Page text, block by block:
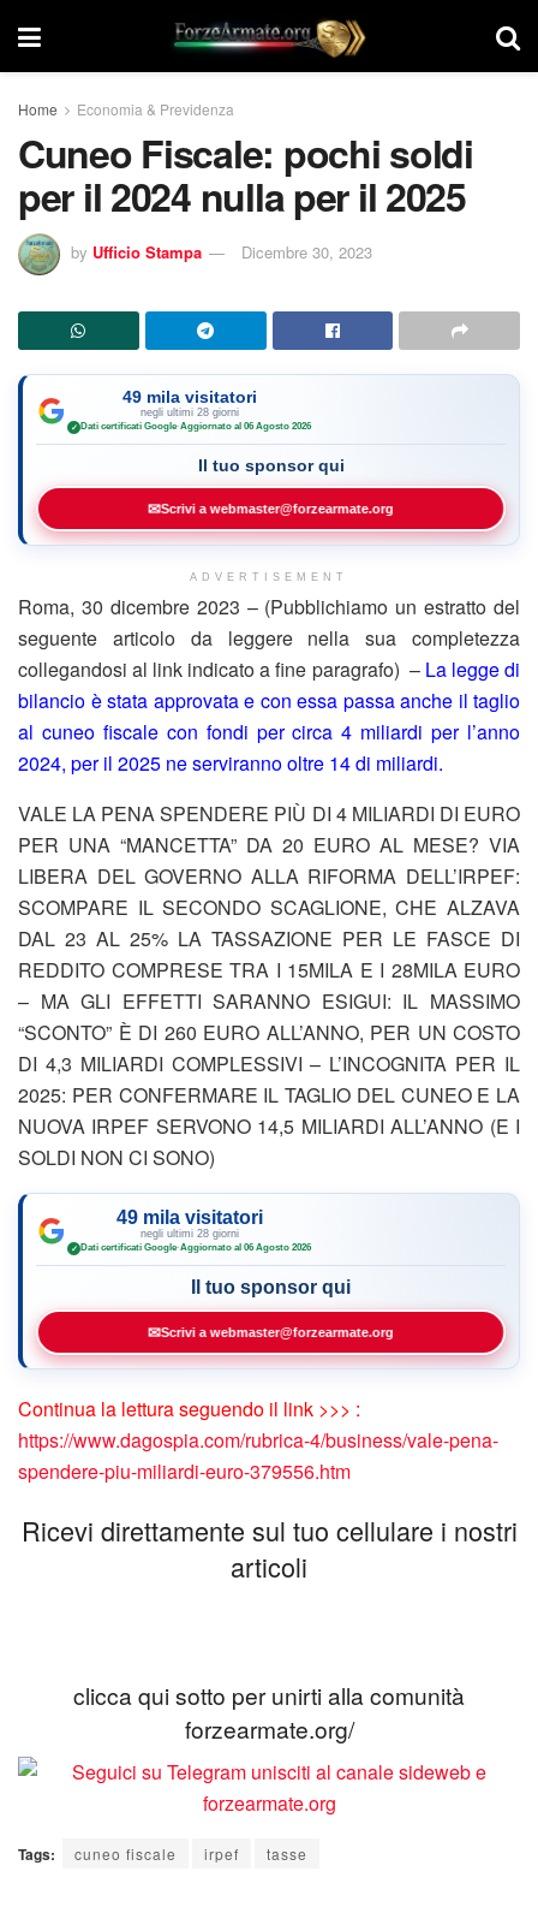
Home Economia & Previdenza
Cuneo Fiscale: pochi soldi
per il 2024 nulla per il 2025
by Ufficio Stampa Dicembre 30, 2023
49 mila visitatori
negli ultimi 28 giorni
✓ Dati certificati Google·Aggiornato al 06 Agosto 2026
Il tuo sponsor qui
✉Scrivi a webmaster@forzearmate.org
ADVERTISEMENT
Roma, 30 dicembre 2023 – (Pubblichiamo un estratto del
seguente articolo da leggere nella sua completezza
collegandosi al link indicato a fine paragrafo) – La legge di
bilancio è stata approvata e con essa passa anche il taglio
al cuneo fiscale con fondi per circa 4 miliardi per l’anno
2024, per il 2025 ne serviranno oltre 14 di miliardi.
VALE LA PENA SPENDERE PIÙ DI 4 MILIARDI DI EURO
PER UNA “MANCETTA” DA 20 EURO AL MESE? VIA
LIBERA DEL GOVERNO ALLA RIFORMA DELL’IRPEF:
SCOMPARE IL SECONDO SCAGLIONE, CHE ALZAVA
DAL 23 AL 25% LA TASSAZIONE PER LE FASCE DI
REDDITO COMPRESE TRA I 15MILA E I 28MILA EURO
– MA GLI EFFETTI SARANNO ESIGUI: IL MASSIMO
“SCONTO” È DI 260 EURO ALL’ANNO, PER UN COSTO
DI 4,3 MILIARDI COMPLESSIVI – L’INCOGNITA PER IL
2025: PER CONFERMARE IL TAGLIO DEL CUNEO E LA
NUOVA IRPEF SERVONO 14,5 MILIARDI ALL’ANNO (E I
SOLDI NON CI SONO)
49 mila visitatori
negli ultimi 28 giorni
✓ Dati certificati Google·Aggiornato al 06 Agosto 2026
Il tuo sponsor qui
✉Scrivi a webmaster@forzearmate.org
Continua la lettura seguendo il link >>> :
https://www.dagospia.com/rubrica-4/business/vale-pena-
spendere-piu-miliardi-euro-379556.htm
Ricevi direttamente sul tuo cellulare i nostri
articoli
clicca qui sotto per unirti alla comunità
forzearmate.org/
Tags: cuneo fiscale irpef tasse